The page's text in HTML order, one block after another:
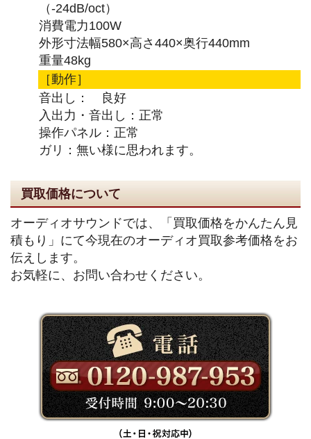
（-24dB/oct）
消費電力100W
外形寸法幅580×高さ440×奥行440mm
重量48kg
［動作］
音出し： 良好
入出力・音出し：正常
操作パネル：正常
ガリ：無い様に思われます。
買取価格について
オーディオサウンドでは、「買取価格をかんたん見
積もり」にて今現在のオーディオ買取参考価格をお
伝えします。
お気軽に、お問い合わせください。